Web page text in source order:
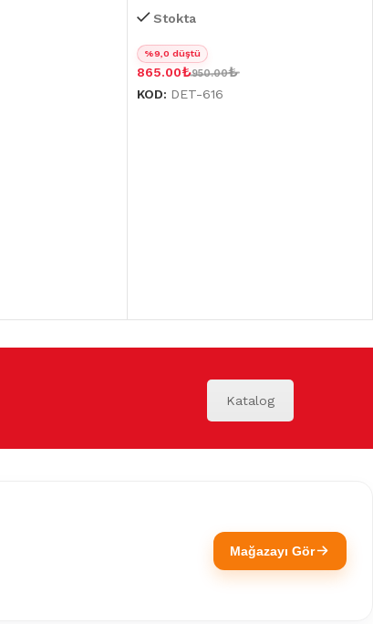
Stokta
%9,0 düştü
865.00₺950.00₺
KOD: DET-616
Katalog
Mağazayı Gör